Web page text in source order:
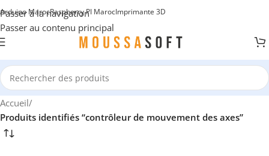
Passer à la navigation
Passer au contenu principal
Arduino MarocRaspberry PI MarocImprimante 3D
Accueil/
Produits identifiés “contrôleur de mouvement des axes”